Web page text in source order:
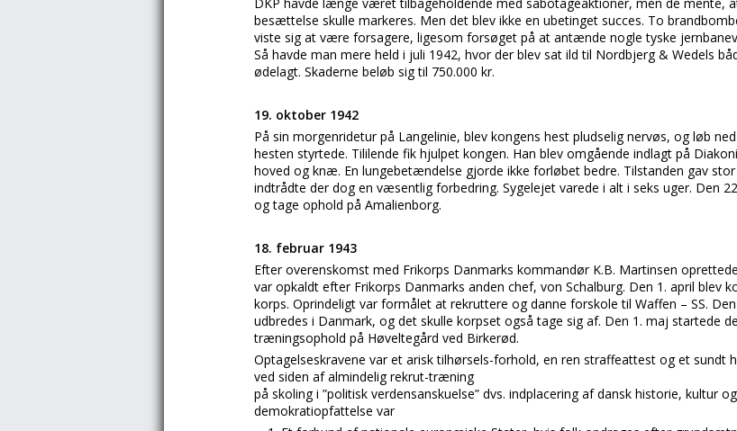
besættelse skulle markeres. Men det blev ikke en ubetinget succes. To
viste sig at være forsagere, ligesom forsøget på at antænde nogle tyske
Så havde man mere held i juli 1942, hvor der blev sat ild til Nordbjerg & Wedels
ødelagt. Skaderne beløb sig til 750.000 kr.
19. oktober 1942
På sin morgenridetur på Langelinie, blev kongens hest pludselig nervøs, og løb
hesten styrtede. Tililende fik hjulpet kongen. Han blev omgående indlagt på
hoved og knæ. En lungebetændelse gjorde ikke forløbet bedre. Tilstanden gav
indtrådte der dog en væsentlig forbedring. Sygelejet varede i alt i seks uger. Den
og tage ophold på Amalienborg.
18. februar 1943
Efter overenskomst med Frikorps Danmarks kommandør K.B. Martinsen
var opkaldt efter Frikorps Danmarks anden chef, von Schalburg. Den 1. april blev
korps. Oprindeligt var formålet at rekruttere og danne forskole til Waffen – SS.
udbredes i Danmark, og det skulle korpset også tage sig af. Den 1. maj startede
træningsophold på Høveltegård ved Birkerød.
Optagelseskravene var et arisk tilhørsels-forhold, en ren straffeattest og et sundt
ved siden af almindelig rekrut-træning
på skoling i ”politisk verdensanskuelse” dvs. indplacering af dansk historie, kultur
demokratiopfattelse var